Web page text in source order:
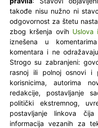
takođe nisu nužno ni
odgovornost za štetu
zbog kršenja ovih Uslova
iznešena u
komentara i ne
Strogo su zabranjeni:
rasnoj ili polnoj osnovi i
korisnicima, autorima
redakcije, postavljanje
politički ekstremnog,
postavljanje linkova
informacija vezanih za